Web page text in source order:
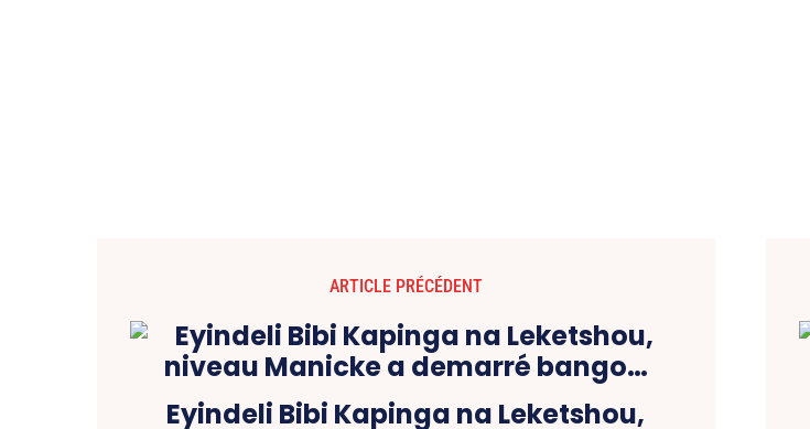
ARTICLE PRÉCÉDENT
Eyindeli Bibi Kapinga na Leketshou,